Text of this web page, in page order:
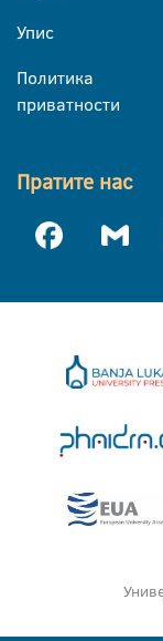
Упис
Политика
приватности
Пратите нас